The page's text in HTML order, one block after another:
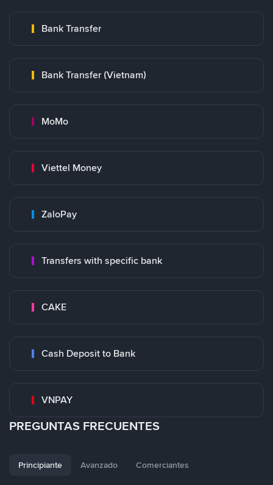
Bank Transfer
Bank Transfer (Vietnam)
MoMo
Viettel Money
ZaloPay
Transfers with specific bank
CAKE
Cash Deposit to Bank
VNPAY
PREGUNTAS FRECUENTES
Principiante Avanzado Comerciantes